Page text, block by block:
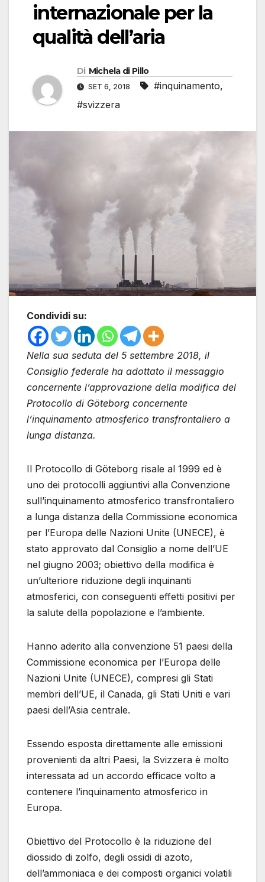
internazionale per la
qualità dell’aria
Di Michela di Pillo
SET 6, 2018 #inquinamento,
#svizzera
Condividi su:
Nella sua seduta del 5 settembre 2018, il
Consiglio federale ha adottato il messaggio
concernente l’approvazione della modifica del
Protocollo di Göteborg concernente
l’inquinamento atmosferico transfrontaliero a
lunga distanza.
Il Protocollo di Göteborg risale al 1999 ed è
uno dei protocolli aggiuntivi alla Convenzione
sull’inquinamento atmosferico transfrontaliero
a lunga distanza della Commissione economica
per l’Europa delle Nazioni Unite (UNECE), è
stato approvato dal Consiglio a nome dell’UE
nel giugno 2003; obiettivo della modifica è
un’ulteriore riduzione degli inquinanti
atmosferici, con conseguenti effetti positivi per
la salute della popolazione e l’ambiente.
Hanno aderito alla convenzione 51 paesi della
Commissione economica per l’Europa delle
Nazioni Unite (UNECE), compresi gli Stati
membri dell’UE, il Canada, gli Stati Uniti e vari
paesi dell’Asia centrale.
Essendo esposta direttamente alle emissioni
provenienti da altri Paesi, la Svizzera è molto
interessata ad un accordo efficace volto a
contenere l’inquinamento atmosferico in
Europa.
Obiettivo del Protocollo è la riduzione del
diossido di zolfo, degli ossidi di azoto,
dell’ammoniaca e dei composti organici volatili